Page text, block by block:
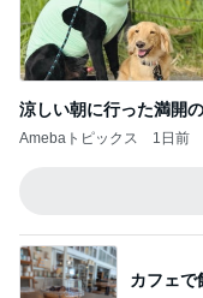
涼しい朝に行った満開
Amebaトピックス 1日前
カフェで